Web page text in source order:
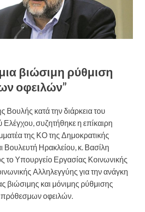
βιώσιμη ρύθμιση
οφειλών”
Βουλής κατά την διάρκεια του
Ελέγχου, συζητήθηκε η επίκαιρη
της ΚΟ της Δημοκρατικής
Βουλευτή Ηρακλείου, κ. Βασίλη
το Υπουργείο Εργασίας Κοινωνικής
Αλληλεγγύης για την ανάγκη
βιώσιμης και μόνιμης ρύθμισης
οφειλών.